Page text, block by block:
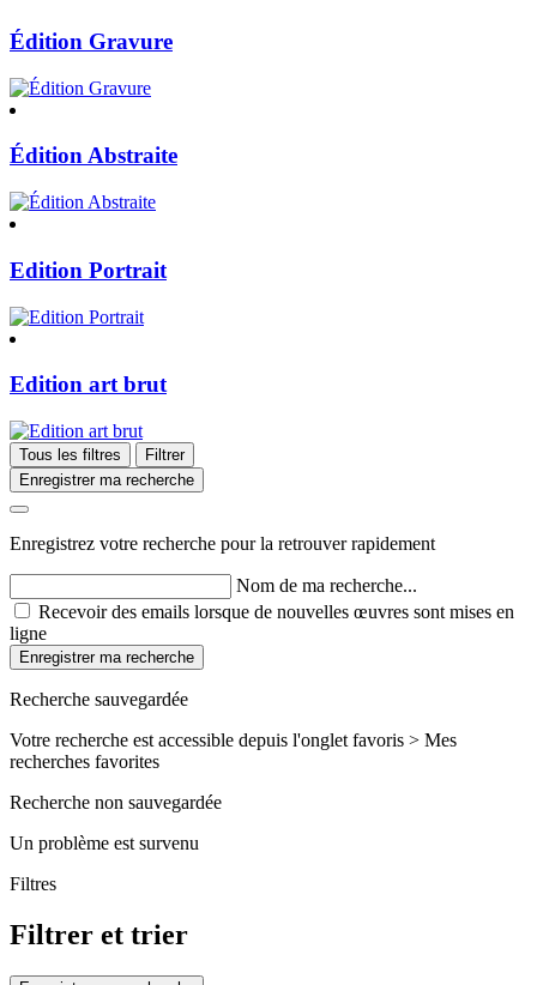
Édition Gravure
Édition Abstraite
Edition Portrait
Edition art brut
Tous les filtres
Filtrer
Enregistrer ma recherche
Enregistrez votre recherche pour la retrouver rapidement
Nom de ma recherche...
Recevoir des emails lorsque de nouvelles œuvres sont mises en
ligne
Enregistrer ma recherche
Recherche sauvegardée
Votre recherche est accessible depuis l'onglet favoris > Mes
recherches favorites
Recherche non sauvegardée
Un problème est survenu
Filtres
Filtrer et trier